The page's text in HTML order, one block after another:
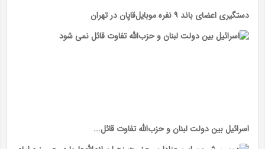
دستگیری اعضای باند ۹ نفره موبایل‌قاپان در تهران
اسرائیل بین دولت لبنان و حزب‌الله تفاوت قائل...